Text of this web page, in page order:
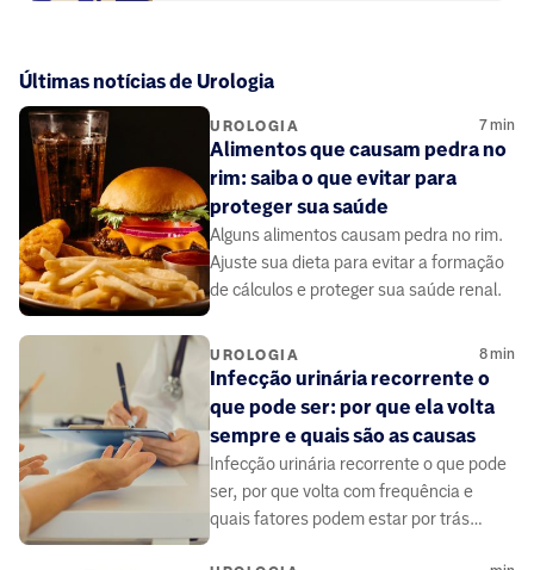
Últimas notícias de Urologia
UROLOGIA 7min
Alimentos que causam pedra no
rim: saiba o que evitar para
proteger sua saúde
Alguns alimentos causam pedra no rim.
Ajuste sua dieta para evitar a formação
de cálculos e proteger sua saúde renal.
UROLOGIA 8min
Infecção urinária recorrente o
que pode ser: por que ela volta
sempre e quais são as causas
Infecção urinária recorrente o que pode
ser, por que volta com frequência e
quais fatores podem estar por trás